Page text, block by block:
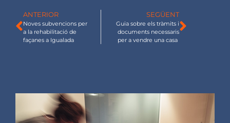
ANTERIOR
Noves subvencions per
a la rehabilitació de
façanes a Igualada
SEGÜENT
Guia sobre els tràmits i
documents necessaris
per a vendre una casa